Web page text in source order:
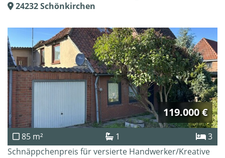
24232Schönkirchen
119.000 €
85 m² 1
3
Schnäppchenpreis für versierte Handwerker/Kreative